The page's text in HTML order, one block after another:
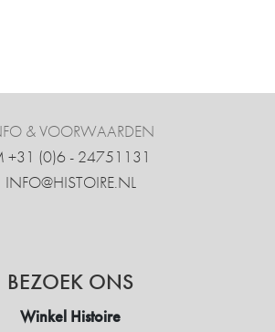
& VOORWAARDEN
+31 ‍(0)6 - 24751131
INFO@HISTOIRE.NL
BEZOEK ONS
Winkel Histoire